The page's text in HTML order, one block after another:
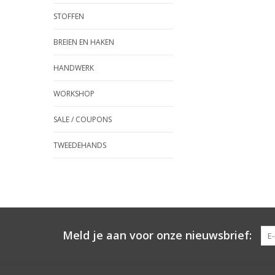
STOFFEN
BREIEN EN HAKEN
HANDWERK
WORKSHOP
SALE / COUPONS
TWEEDEHANDS
Meld je aan voor onze nieuwsbrief: